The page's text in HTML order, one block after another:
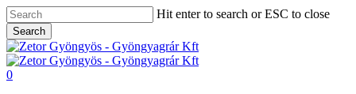
Skip
to
main
content
Hit enter to search or ESC to close
Search
Close
Search
search
0